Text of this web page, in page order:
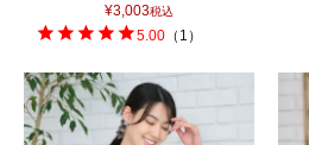
¥3,003税込
5.00 （ 1 ）